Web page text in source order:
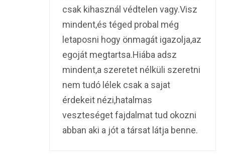
csak kihasznál védtelen vagy.Visz
mindent,és téged probal még
letaposni hogy önmagát igazolja,az
egoját megtartsa.Hiába adsz
mindent,a szeretet nélküli szeretni
nem tudó lélek csak a sajat
érdekeit nézi,hatalmas
veszteséget fajdalmat tud okozni
abban aki a jót a társat látja benne.